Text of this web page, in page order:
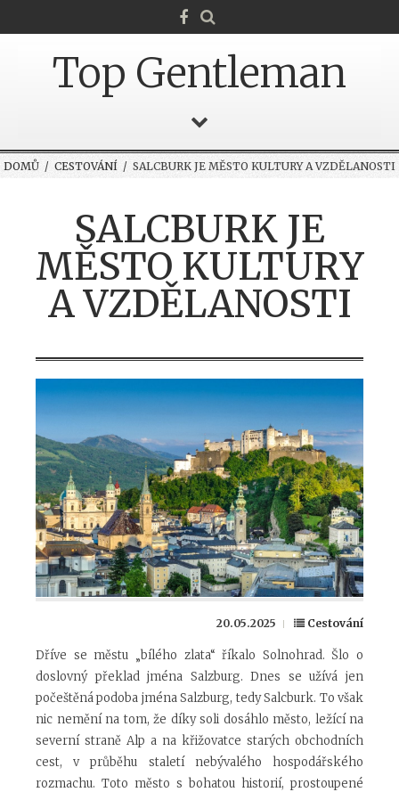
Top Gentleman
DOMŮ / CESTOVÁNÍ / SALCBURK JE MĚSTO KULTURY A VZDĚLANOSTI
SALCBURK JE
MĚSTO KULTURY
A VZDĚLANOSTI
20.05.2025 Cestování
Dříve se městu „bílého zlata“ říkalo Solnohrad. Šlo o
doslovný překlad jména Salzburg. Dnes se užívá jen
počeštěná podoba jména Salzburg, tedy Salcburk. To však
nic nemění na tom, že díky soli dosáhlo město, ležící na
severní straně Alp a na křižovatce starých obchodních
cest, v průběhu staletí nebývalého hospodářského
rozmachu. Toto město s bohatou historií, prostoupené